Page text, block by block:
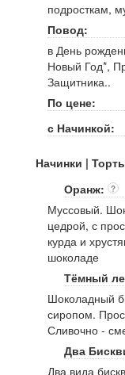
подросткам,
Повод:
в День
Новый Год*,
Защитника..
По цене:
с Начинкой:
Начинки |
Оранж:
?
Муссовый.
цедрой, с
курда и
шоколаде
Тёмный
Шоколадный
сиропом.
Сливочно -
Два
Два вида